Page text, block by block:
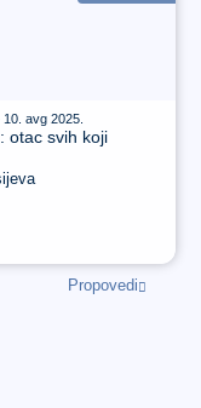
avg 2025.
otac svih koji
Propovedi